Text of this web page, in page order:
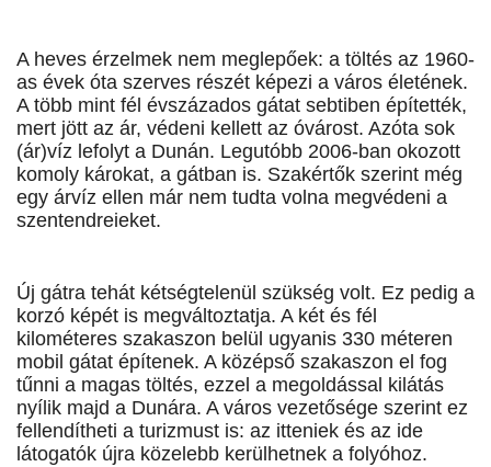
A heves érzelmek nem meglepőek: a töltés az 1960-
as évek óta szerves részét képezi a város életének.
A több mint fél évszázados gátat sebtiben építették,
mert jött az ár, védeni kellett az óvárost. Azóta sok
(ár)víz lefolyt a Dunán. Legutóbb 2006-ban okozott
komoly károkat, a gátban is. Szakértők szerint még
egy árvíz ellen már nem tudta volna megvédeni a
szentendreieket.
Új gátra tehát kétségtelenül szükség volt. Ez pedig a
korzó képét is megváltoztatja. A két és fél
kilométeres szakaszon belül ugyanis 330 méteren
mobil gátat építenek. A középső szakaszon el fog
tűnni a magas töltés, ezzel a megoldással kilátás
nyílik majd a Dunára. A város vezetősége szerint ez
fellendítheti a turizmust is: az itteniek és az ide
látogatók újra közelebb kerülhetnek a folyóhoz.